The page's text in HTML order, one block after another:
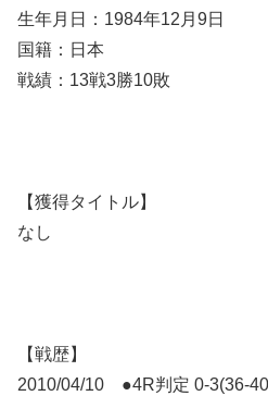
生年月日：1984年12月9日
国籍：日本
戦績：13戦3勝10敗
【獲得タイトル】
なし
【戦歴】
2010/04/10 ●4R判定 0-3(36-